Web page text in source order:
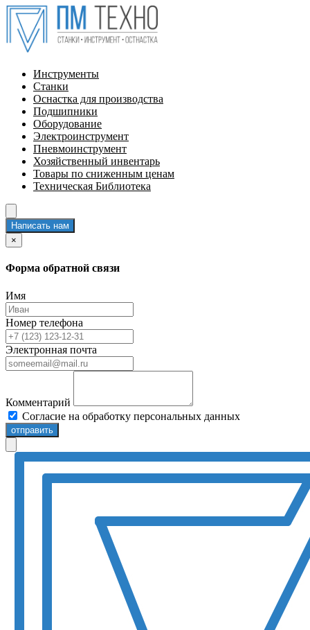
Инструменты
Станки
Оснастка для производства
Подшипники
Оборудование
Электроинструмент
Пневмоинструмент
Хозяйственный инвентарь
Товары по сниженным ценам
Техническая Библиотека
Написать нам
×
Форма обратной связи
Имя
Номер телефона
Электронная почта
Комментарий
Согласие на обработку персональных данных
отправить